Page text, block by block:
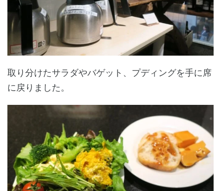
取り分けたサラダやバゲット、プディングを手に席
に戻りました。